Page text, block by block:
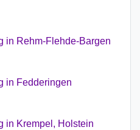
in Rehm-Flehde-Bargen
in Fedderingen
in Krempel, Holstein